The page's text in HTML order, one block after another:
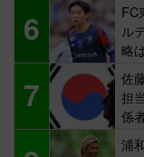
6
FC
ル
略
7
佐
担
係
浦